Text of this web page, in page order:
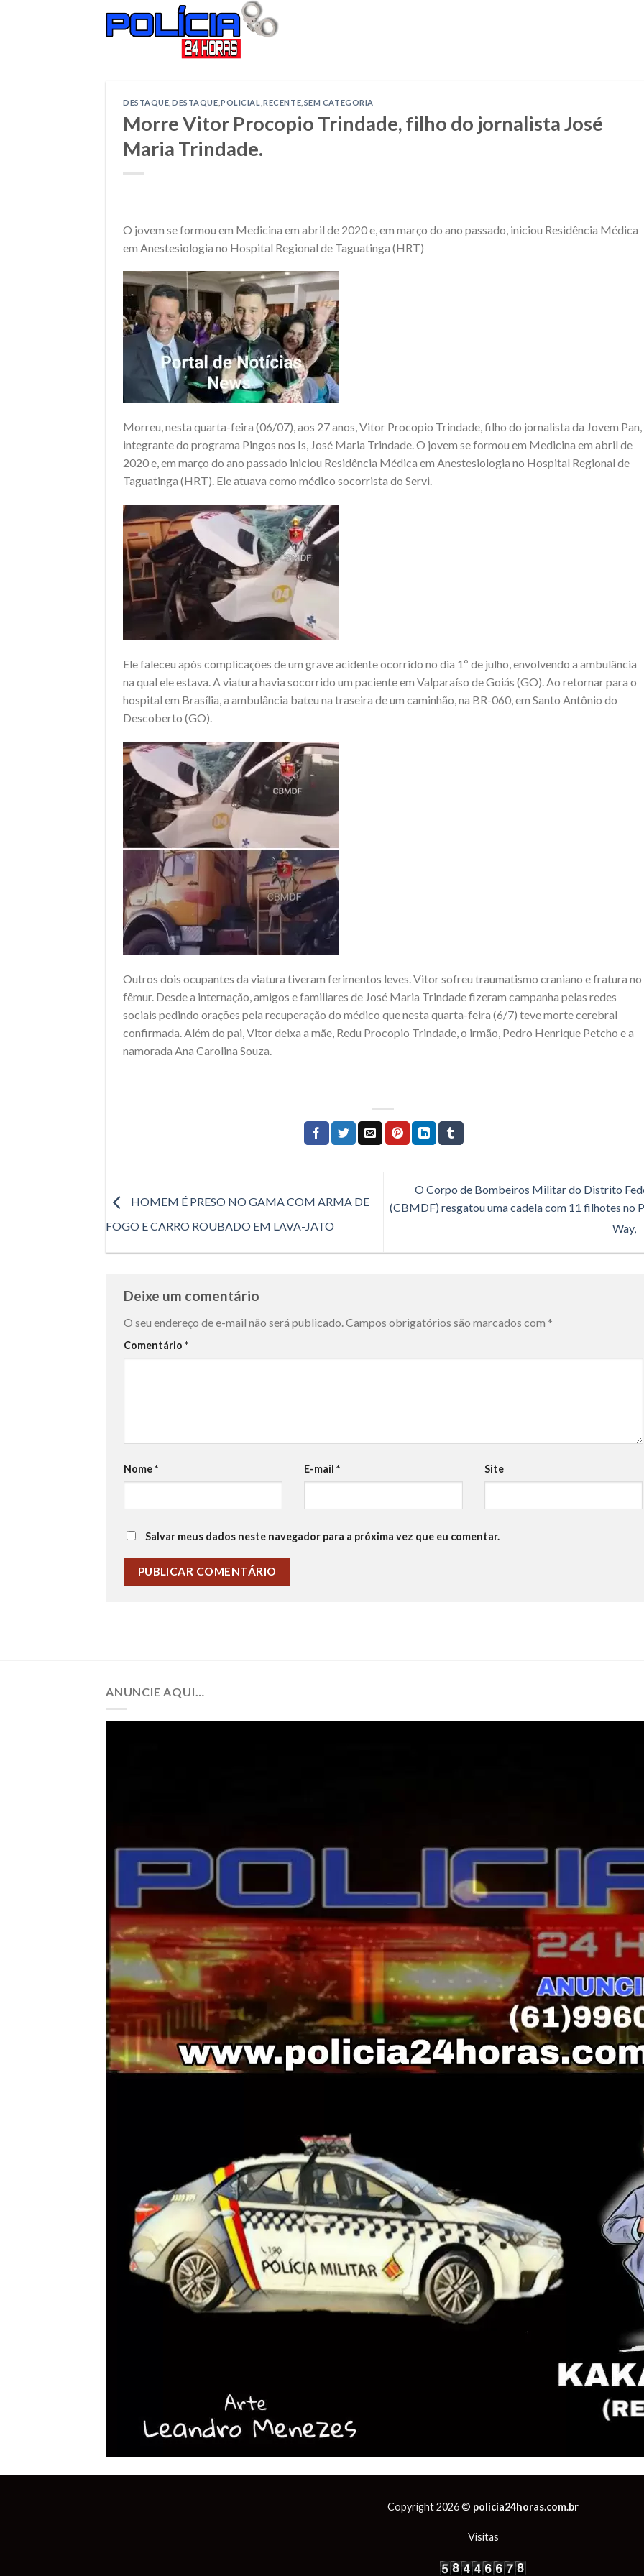
DESTAQUE ,DESTAQUE ,POLICIAL ,RECENTE SEM CATEGORIA
Morre Vitor Procopio Trindade, filho do jornalista José
Maria Trindade.
O jovem se formou em Medicina em abril de 2020 e, em março do ano passado, iniciou Residência Médica
em Anestesiologia no Hospital Regional de Taguatinga (HRT)
Morreu, nesta quarta-feira (06/07), aos 27 anos, Vitor Procopio Trindade, filho do jornalista da Jovem Pan,
integrante do programa Pingos nos Is, José Maria Trindade. O jovem se formou em Medicina em abril de
2020 e, em março do ano passado iniciou Residência Médica em Anestesiologia no Hospital Regional de
Taguatinga (HRT). Ele atuava como médico socorrista do Servi.
Ele faleceu após complicações de um grave acidente ocorrido no dia 1º de julho, envolvendo a ambulância
na qual ele estava. A viatura havia socorrido um paciente em Valparaíso de Goiás (GO). Ao retornar para o
hospital em Brasília, a ambulância bateu na traseira de um caminhão, na BR-060, em Santo Antônio do
Descoberto (GO).
Outros dois ocupantes da viatura tiveram ferimentos leves. Vitor sofreu traumatismo craniano e fratura no
fêmur. Desde a internação, amigos e familiares de José Maria Trindade fizeram campanha pelas redes
sociais pedindo orações pela recuperação do médico que nesta quarta-feira (6/7) teve morte cerebral
confirmada. Além do pai, Vitor deixa a mãe, Redu Procopio Trindade, o irmão, Pedro Henrique Petcho e a
namorada Ana Carolina Souza.
HOMEM É PRESO NO GAMA COM ARMA DE
FOGO E CARRO ROUBADO EM LAVA-JATO
O Corpo de Bombeiros Militar do Distrito
(CBMDF) resgatou uma cadela com 11 filhotes no
Way,
Deixe um comentário
O seu endereço de e-mail não será publicado.Campos obrigatórios são marcados com *
Comentário *
Nome* E-mail * Site
Salvar meus dados neste navegador para a próxima vez que eu comentar.
ANUNCIE AQUI…
Copyright 2026 © policia24horas.com.br
Visitas